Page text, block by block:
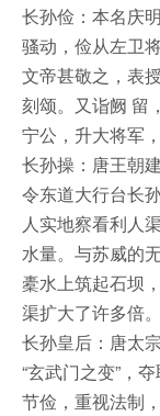
长孙俭：本名庆
骚动，俭从左卫
文帝甚敬之，表
刻颂。又诣阙 留
宁公，升大将军
长孙操：唐王朝
令东道大行台长
人实地察看利人
水量。与苏威的
橐水上筑起石坝
渠扩大了许多倍
长孙皇后：唐太
“玄武门之变”，
节俭，重视法制